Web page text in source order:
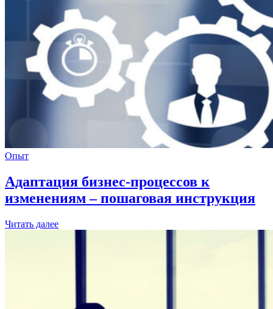
Опыт
Адаптация бизнес-процессов к
изменениям – пошаговая инструкция
Читать далее